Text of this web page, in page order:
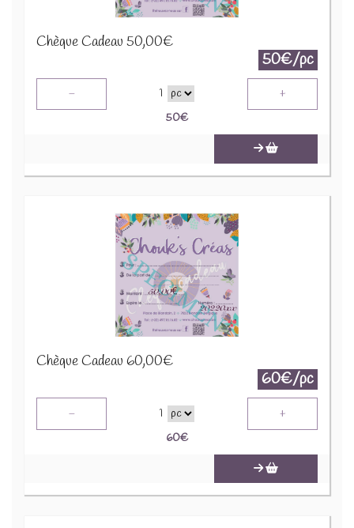
Chèque Cadeau 50,00€
50€/pc
- 1 +
50€
Chèque Cadeau 60,00€
60€/pc
- 1 +
60€